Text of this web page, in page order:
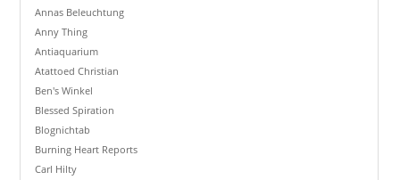
Annas Beleuchtung
Anny Thing
Antiaquarium
Atattoed Christian
Ben's Winkel
Blessed Spiration
Blognichtab
Burning Heart Reports
Carl Hilty